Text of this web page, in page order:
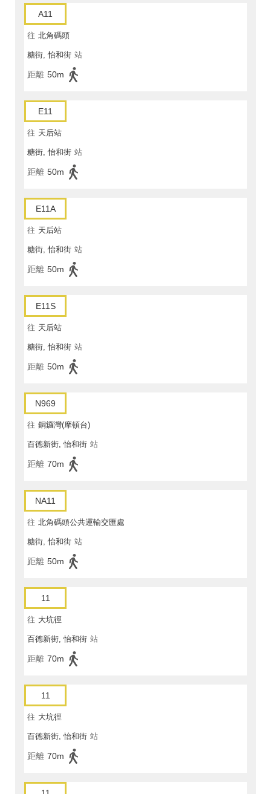
A11
往 北角碼頭
糖街, 怡和街 站
距離 50m
E11
往 天后站
糖街, 怡和街 站
距離 50m
E11A
往 天后站
糖街, 怡和街 站
距離 50m
E11S
往 天后站
糖街, 怡和街 站
距離 50m
N969
往 銅鑼灣(摩頓台)
百德新街, 怡和街 站
距離 70m
NA11
往 北角碼頭公共運輸交匯處
糖街, 怡和街 站
距離 50m
11
往 大坑徑
百德新街, 怡和街 站
距離 70m
11
往 大坑徑
百德新街, 怡和街 站
距離 70m